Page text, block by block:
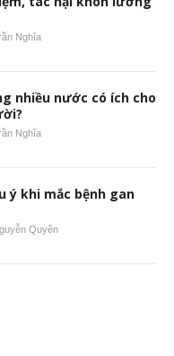
Nghĩa
nhiều nước có ích cho
Nghĩa
ý khi mắc bệnh gan
Quyên